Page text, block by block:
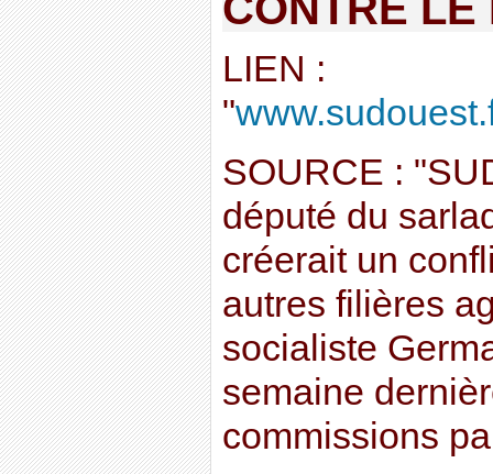
LIEN :
"
SOURCE :
député du
créerait un
autres filières
socialiste
semaine
commissions